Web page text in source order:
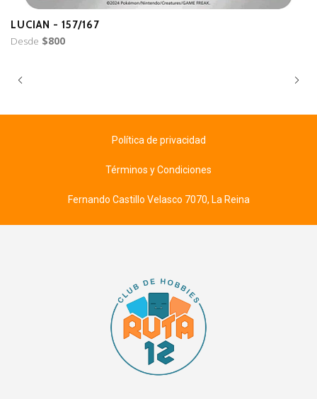
LUCIAN - 157/167
Desde $800
Política de privacidad
Términos y Condiciones
Fernando Castillo Velasco 7070, La Reina